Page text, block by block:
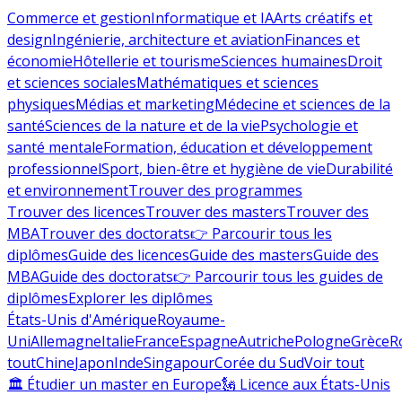
Commerce et gestionInformatique et IAArts créatifs et
designIngénierie, architecture et aviationFinances et
économieHôtellerie et tourismeSciences humainesDroit
et sciences socialesMathématiques et sciences
physiquesMédias et marketingMédecine et sciences de la
santéSciences de la nature et de la viePsychologie et
santé mentaleFormation, éducation et développement
professionnelSport, bien-être et hygiène de vieDurabilité
et environnementTrouver des programmes
Trouver des licencesTrouver des mastersTrouver des
MBATrouver des doctorats👉 Parcourir tous les
diplômesGuide des licencesGuide des mastersGuide des
MBAGuide des doctorats👉 Parcourir tous les guides de
diplômesExplorer les diplômes
États-Unis d'AmériqueRoyaume-
UniAllemagneItalieFranceEspagneAutrichePologneGrèce
toutChineJaponIndeSingapourCorée du SudVoir tout
🏛 Étudier un master en Europe🗽 Licence aux États-Unis